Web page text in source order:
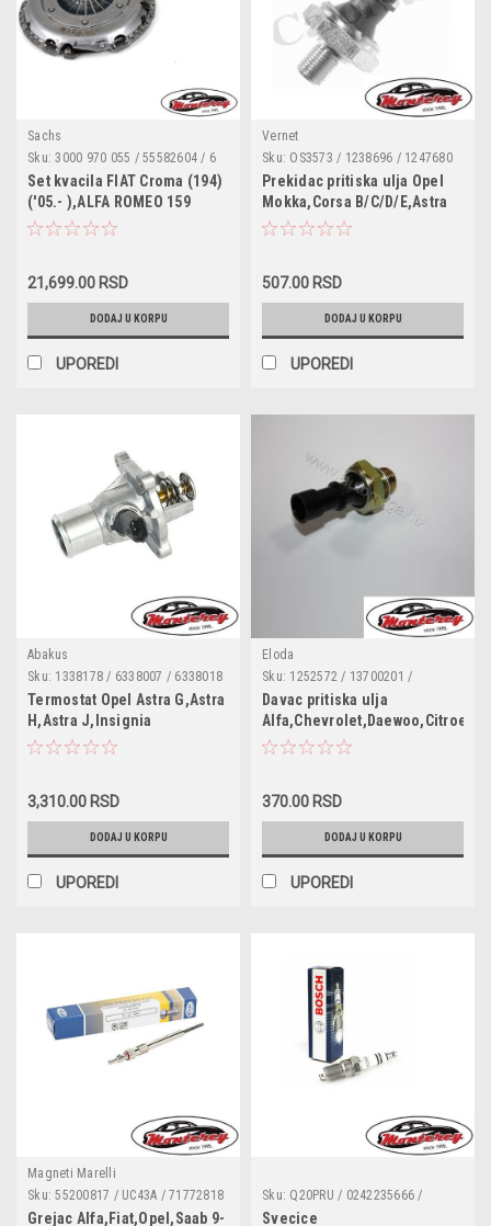
Sachs
Sku: 3000 970 055 / 55582604 / 6
64 281 / 063000000963 /
3000970055 / 664281
Set kvacila FIAT Croma (194)
('05.- ),ALFA ROMEO 159
(939) ('05.-'11.),OPEL
21,699.00 RSD
DODAJ U KORPU
UPOREDI
Vernet
Sku: OS3573 / 1238696 / 1247680
/ 1252555 / 1252573 / 55354325 /
55581588 / 90534902 / 93190643 /
96802844 / 55571684 / 0910018 /
0910070 / 1012520555 /
17665 / 1800141 / 1800183 /
Prekidac pritiska ulja Opel
Mokka,Corsa B/C/D/E,Astra
G/H/J,Adam,Zafira B,Meriva
TwinTop,Vectra
C,Signum,Chevrolet
Orlando,Cruze,Aveo,Alfa
507.00 RSD
DODAJ U KORPU
UPOREDI
Abakus
Sku: 1338178 / 6338007 / 6338018
/ 6338044 / 6338047 / 037-025-
0004
Termostat Opel Astra G,Astra
H,Astra J,Insignia
A,Meriva,Mokka,Signum,Vectra
Croma
3,310.00 RSD
DODAJ U KORPU
UPOREDI
Eloda
Sku: 1252572 / 13700201 /
1252557 / 1658279J50 / 6240251 /
55202374 / 1535416 / SW90012 /
6ZL003259491 / 95961350 /
96281689 / 90569684 / 90507539 /
96494264
Davac pritiska ulja
370.00 RSD
DODAJ U KORPU
UPOREDI
Magneti Marelli
Sku: 55200817 / UC43A / 71772818
/ 1214064 / 93190433 / GN097 /
Grejac Alfa,Fiat,Opel,Saab 9-
Sku: Q20PRU / 0242235666 /
FR7DC / FR7D+
Svecice